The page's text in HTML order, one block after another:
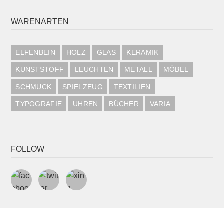
WARENARTEN
ELFENBEIN HOLZ GLAS KERAMIK
KUNSTSTOFF LEUCHTEN METALL MÖBEL
SCHMUCK SPIELZEUG TEXTILIEN
TYPOGRAFIE UHREN BÜCHER VARIA
FOLLOW